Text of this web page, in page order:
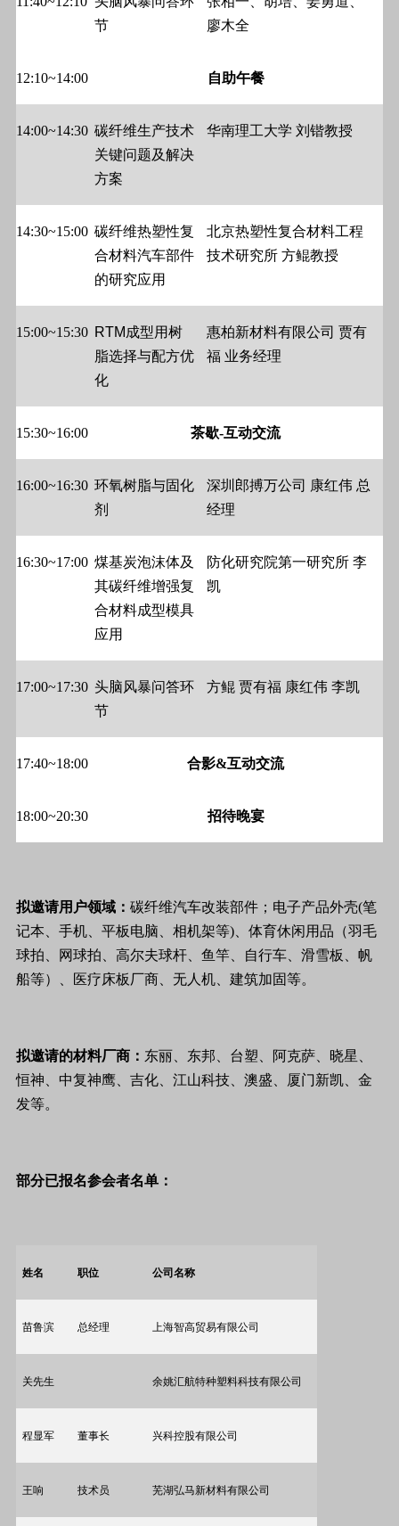
节
廖木全
12:10~14:00 自助午餐
14:00~14:30 碳纤维生产技术
关键问题及解决
方案
华南理工大学 刘锴教授
14:30~15:00 碳纤维热塑性复
合材料汽车部件
的研究应用
北京热塑性复合材料工程
技术研究所 方鲲教授
15:00~15:30 RTM 成型用树
脂选择与配方优
化
惠柏新材料有限公司 贾有
福 业务经理
15:30~16:00 茶歇-互动交流
16:00~16:30 环氧树脂与固化
剂
深圳郎搏万公司 康红伟 总
经理
16:30~17:00 煤基炭泡沫体及
其碳纤维增强复
合材料成型模具
应用
防化研究院第一研究所 李
凯
17:00~17:30 头脑风暴问答环
节
方鲲 贾有福 康红伟 李凯
17:40~18:00 合影&互动交流
18:00~20:30 招待晚宴
拟邀请用户领域： 碳纤维汽车改装部件；电子产品外壳(笔
记本、手机、平板电脑、相机架等)、体育休闲用品（羽毛
球拍、网球拍、高尔夫球杆、鱼竿、自行车、滑雪板、帆
船等）、医疗床板厂商、无人机、建筑加固等。
拟邀请的材料厂商： 东丽、东邦、台塑、阿克萨、晓星、
恒神、中复神鹰、吉化、江山科技、澳盛、厦门新凯、金
发等。
部分已报名参会者名单：
姓名 职位 公司名称
苗鲁滨 总经理 上海智高贸易有限公司
关先生 余姚汇航特种塑料科技有限公司
程显军 董事长 兴科控股有限公司
王响 技术员 芜湖弘马新材料有限公司